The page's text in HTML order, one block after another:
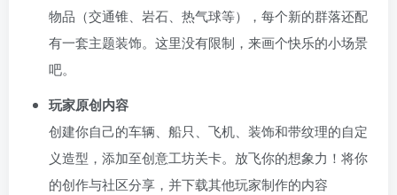
物品（交通锥、岩石、热气球等），每个新的群落还配
有一套主题装饰。这里没有限制，来画个快乐的小场景
吧。
玩家原创内容
创建你自己的车辆、船只、飞机、装饰和带纹理的自定
义造型，添加至创意工坊关卡。放飞你的想象力！将你
的创作与社区分享，并下载其他玩家制作的内容